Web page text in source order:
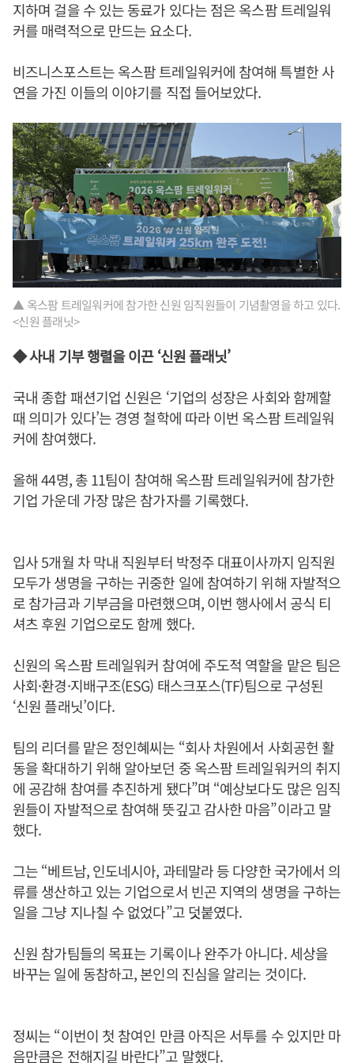
지하며 걸을 수 있는 동료가 있다는 점은 옥스팜 트레일워
커를 매력적으로 만드는 요소다.
비즈니스포스트는 옥스팜 트레일워커에 참여해 특별한 사
연을 가진 이들의 이야기를 직접 들어보았다.
▲ 옥스팜 트레일워커에 참가한 신원 임직원들이 기념촬영을 하고 있다.
<신원 플래닛>
◆ 사내 기부 행렬을 이끈 ‘신원 플래닛’
국내 종합 패션기업 신원은 ‘기업의 성장은 사회와 함께할
때 의미가 있다’는 경영 철학에 따라 이번 옥스팜 트레일워
커에 참여했다.
올해 44명, 총 11팀이 참여해 옥스팜 트레일워커에 참가한
기업 가운데 가장 많은 참가자를 기록했다.
입사 5개월 차 막내 직원부터 박정주 대표이사까지 임직원
모두가 생명을 구하는 귀중한 일에 참여하기 위해 자발적으
로 참가금과 기부금을 마련했으며, 이번 행사에서 공식 티
셔츠 후원 기업으로도 함께 했다.
신원의 옥스팜 트레일워커 참여에 주도적 역할을 맡은 팀은
사회·환경·지배구조(ESG) 태스크포스(TF)팀으로 구성된
‘신원 플래닛’이다.
팀의 리더를 맡은 정인혜씨는 “회사 차원에서 사회공헌 활
동을 확대하기 위해 알아보던 중 옥스팜 트레일워커의 취지
에 공감해 참여를 추진하게 됐다”며 “예상보다도 많은 임직
원들이 자발적으로 참여해 뜻깊고 감사한 마음”이라고 말
했다.
그는 “베트남, 인도네시아, 과테말라 등 다양한 국가에서 의
류를 생산하고 있는 기업으로서 빈곤 지역의 생명을 구하는
일을 그냥 지나칠 수 없었다”고 덧붙였다.
신원 참가팀들의 목표는 기록이나 완주가 아니다. 세상을
바꾸는 일에 동참하고, 본인의 진심을 알리는 것이다.
정씨는 “이번이 첫 참여인 만큼 아직은 서투를 수 있지만 마
음만큼은 전해지길 바란다”고 말했다.